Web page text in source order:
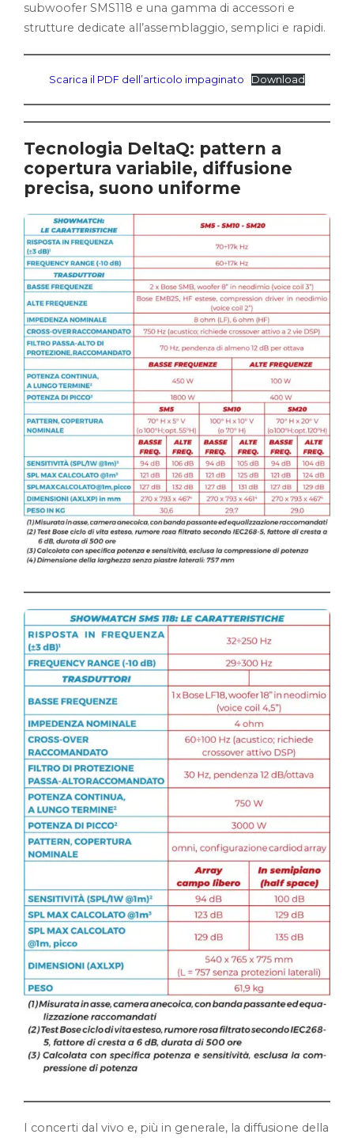
subwoofer SMS118 e una gamma di accessori e
strutture dedicate all’assemblaggio, semplici e rapidi.
Scarica il PDF dell’articolo impaginato Download
Tecnologia DeltaQ: pattern a
copertura variabile, diffusione
precisa, suono uniforme
I concerti dal vivo e, più in generale, la diffusione della